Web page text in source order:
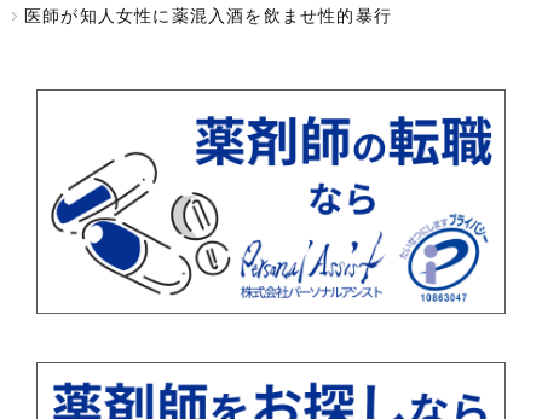
医師が知人女性に薬混入酒を飲ませ性的暴行